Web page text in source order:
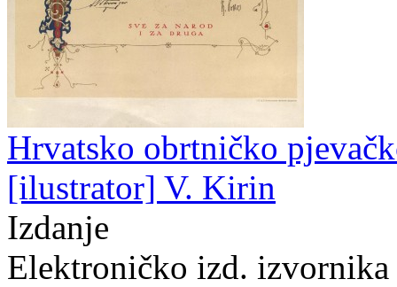
Hrvatsko obrtničko
[ilustrator] V. Kirin
Izdanje
Elektroničko izd. izvornika